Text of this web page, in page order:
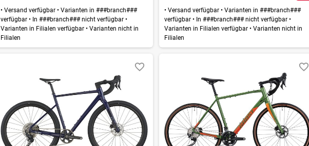
•Versand verfügbar •Varianten in ###branch###
verfügbar •In ###branch### nicht verfügbar •
Varianten in Filialen verfügbar •Varianten nicht in
Filialen
• Versand verfügbar• Varianten in ###branch###
verfügbar• In ###branch### nicht verfügbar•
Varianten in Filialen verfügbar• Varianten nicht in
Filialen